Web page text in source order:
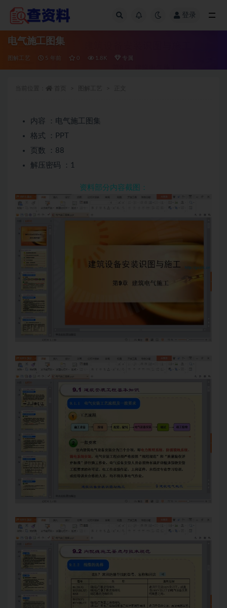
登录
电气施工图集
图解工艺 5 年前 0 1.8K 专属
内容 ：电气施工图集
格式 ：PPT
页数 ：88
解压密码 ：1
资料部分内容截图：